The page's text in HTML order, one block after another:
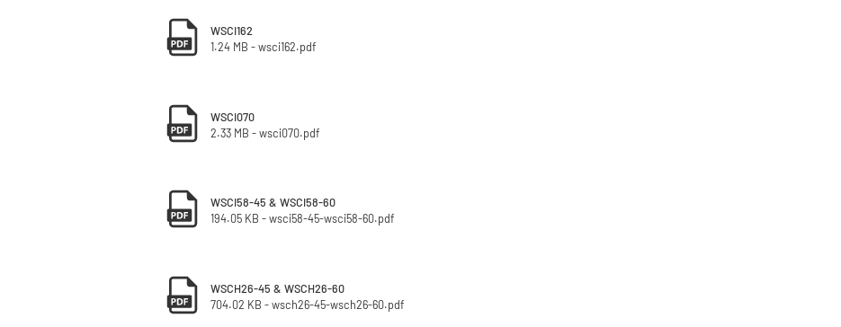
WSCI162
1.24 MB - wsci162.pdf
WSCI070
2.33 MB - wsci070.pdf
WSCI58-45 & WSCI58-60
194.05 KB - wsci58-45-wsci58-60.pdf
WSCH26-45 & WSCH26-60
704.02 KB - wsch26-45-wsch26-60.pdf